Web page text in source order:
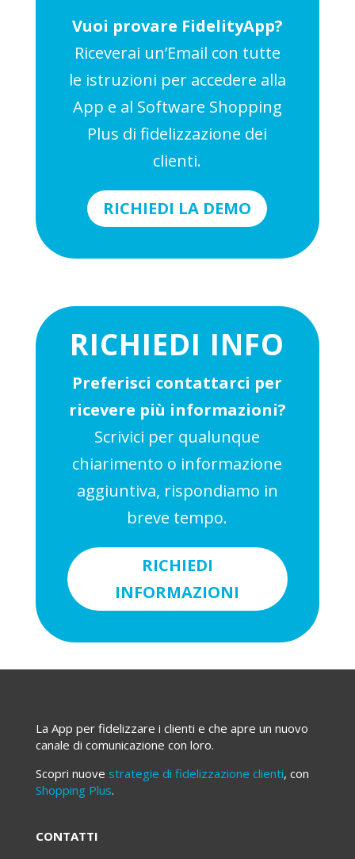
Vuoi provare FidelityApp?
Riceverai un’Email con tutte
le istruzioni per accedere alla
App e al Software Shopping
Plus di fidelizzazione dei
clienti.
RICHIEDI LA DEMO
RICHIEDI INFO
Preferisci contattarci per
ricevere più informazioni?
Scrivici per qualunque
chiarimento o informazione
aggiuntiva, rispondiamo in
breve tempo.
RICHIEDI
INFORMAZIONI
La App per fidelizzare i clienti e che apre un nuovo
canale di comunicazione con loro.
Scopri nuove strategie di fidelizzazione clienti, con
Shopping Plus.
CONTATTI